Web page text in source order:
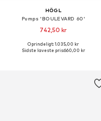
HÖGL
Pumps 'BOULEVARD 60'
742,50 kr
Oprindeligt: 1.035,00 kr
Sidste laveste pris:660,00 kr